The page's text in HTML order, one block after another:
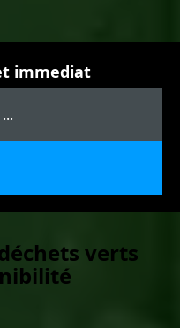
immediat
verts